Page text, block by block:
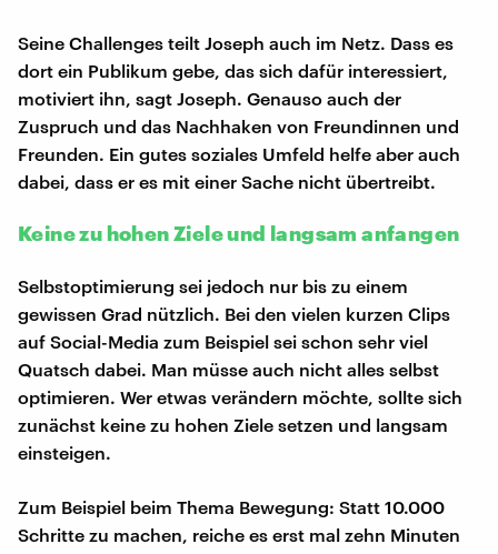
Seine Challenges teilt Joseph auch im Netz. Dass es
dort ein Publikum gebe, das sich dafür interessiert,
motiviert ihn, sagt Joseph. Genauso auch der
Zuspruch und das Nachhaken von Freundinnen und
Freunden. Ein gutes soziales Umfeld helfe aber auch
dabei, dass er es mit einer Sache nicht übertreibt.
Keine zu hohen Ziele und langsam anfangen
Selbstoptimierung sei jedoch nur bis zu einem
gewissen Grad nützlich. Bei den vielen kurzen Clips
auf Social-Media zum Beispiel sei schon sehr viel
Quatsch dabei. Man müsse auch nicht alles selbst
optimieren. Wer etwas verändern möchte, sollte sich
zunächst keine zu hohen Ziele setzen und langsam
einsteigen.
Zum Beispiel beim Thema Bewegung: Statt 10.000
Schritte zu machen, reiche es erst mal zehn Minuten